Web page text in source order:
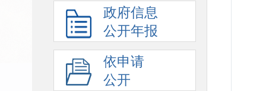
政府信息
公开年报
依申请
公开